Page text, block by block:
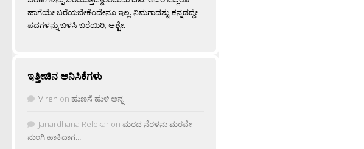
ಹಾಗೆಯೇ ಬರೆಯಬೇಕೆಂದೇನೂ ಇಲ್ಲ. ನಿಮಗಾದಶ್ಟು ಕನ್ನಡದ್ದೇ
ಪದಗಳನ್ನು ಬಳಸಿ ಬರೆಯಿರಿ, ಅಶ್ಟೇ.
ಇತ್ತೀಚಿನ ಅನಿಸಿಕೆಗಳು
Viren on ಹುಣಸೆ ಹುಳಿ ಅನ್ನ
Janardhana Relekar on ಮರದ ನೆರಳನು ಮರವೇ
ನುಂಗಿ ಹಾಕಿದಾಗ…